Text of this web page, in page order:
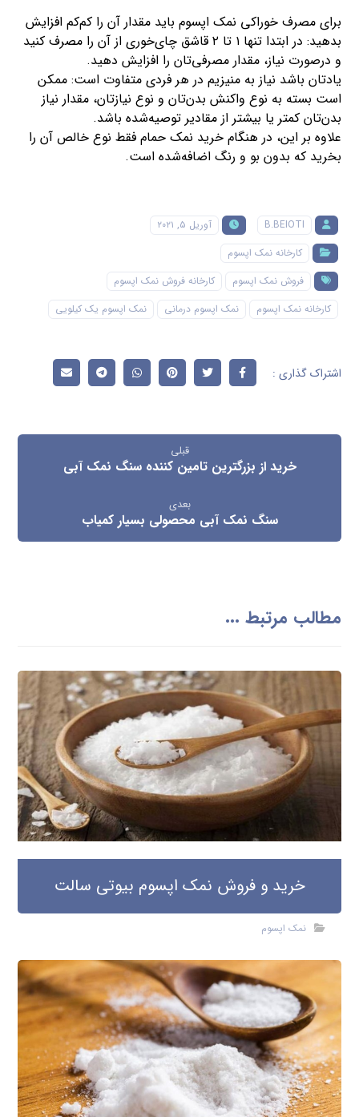
برای مصرف خوراکی نمک اپسوم باید مقدار آن را کم‌کم افزایش
بدهید: در ابتدا تنها ۱ تا ۲ قاشق چای‌خوری از آن را مصرف کنید
و درصورت نیاز، مقدار مصرفی‌تان را افزایش دهید.
یادتان باشد نیاز به منیزیم در هر فردی متفاوت است: ممکن
است بسته به نوع واکنش بدن‌تان و نوع نیازتان، مقدار نیاز
بدن‌تان کمتر یا بیشتر از مقادیر توصیه‌شده باشد.
علاوه‌ بر این، در هنگام خرید نمک حمام فقط نوع خالص آن را
بخرید که بدون بو و رنگ اضافه‌شده است.
B.BEIOTI
آوریل ۵, ۲۰۲۱
کارخانه نمک اپسوم
فروش نمک اپسوم
کارخانه فروش نمک اپسوم
کارخانه نمک اپسوم
نمک اپسوم درمانی نمک اپسوم یک کیلویی
قبلی
خرید از بزرگترین تامین کننده سنگ نمک آبی
بعدی
سنگ نمک آبی محصولی بسیار کمیاب
مطالب مرتبط ...
خرید و فروش نمک اپسوم بیوتی سالت
نمک اپسوم